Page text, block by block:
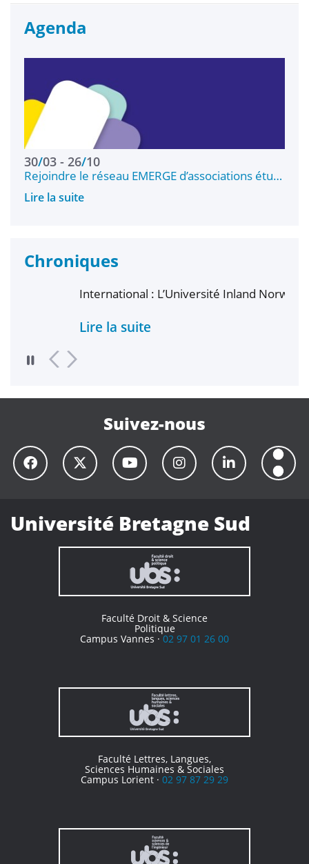
Agenda
30/03 26/10
Rejoindre le réseau EMERGE d’associations étu…
Lire la suite
Chroniques
International : L’Université Inland Norway et
gestion de crise.
Lire la suite
Suivez-nous
Université Bretagne Sud
Faculté Droit & Science
Politique
Campus Vannes ·02 97 01 26 00
Faculté Lettres, Langues,
Sciences Humaines & Sociales
Campus Lorient · 02 97 87 29 29